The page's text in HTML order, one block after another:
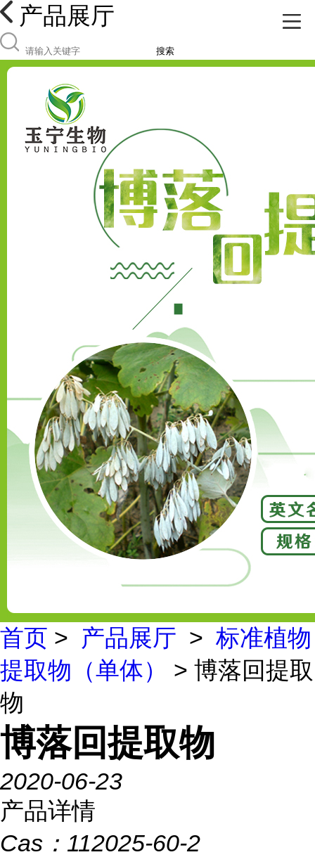
产品展厅
搜索
首页 > 产品展厅 > 标准植物
提取物（单体）
> 博落回提取
物
博落回提取物
2020-06-23
产品详情
Cas： 112025-60-2